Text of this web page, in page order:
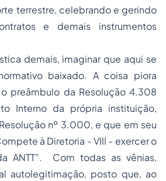
terrestre, celebrando e gerindo
e demais instrumentos
demais, imaginar que aqui se
baixado. A coisa piora
preâmbulo da Resolução 4.308
Interno da própria instituição,
nº 3.000, e que em seu
à Diretoria - VIII - exercer o
ANTT”. Com todas as vênias,
autolegitimação, posto que, ao